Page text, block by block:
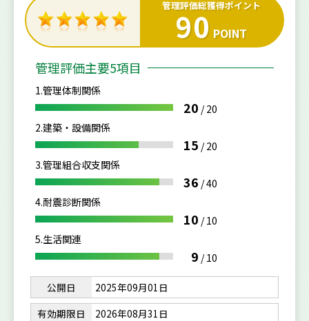
管理評価総獲得ポイント
90 POINT
管理評価主要5項目
1.管理体制関係
20 /20
2.建築・設備関係
15 /20
3.管理組合収支関係
36 /40
4.耐震診断関係
10 /10
5.生活関連
9 /10
公開日
2025年09月01日
有効期限日
2026年08月31日